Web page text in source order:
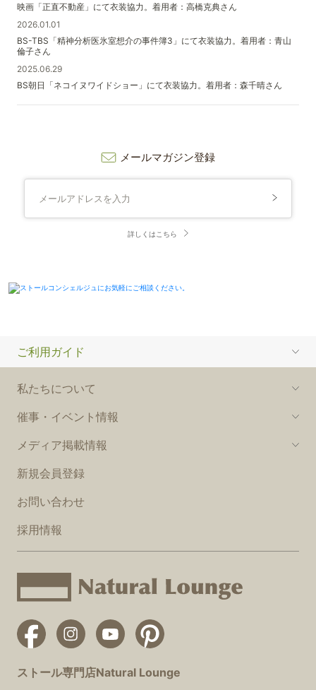
映画「正直不動産」にて衣装協力。着用者：高橋克典さん
2026.01.01
BS-TBS「精神分析医氷室想介の事件簿3」にて衣装協力。着用者：青山
倫子さん
2025.06.29
BS朝日「ネコイヌワイドショー」にて衣装協力。着用者：森千晴さん
メールマガジン登録
詳しくはこちら
ご利用ガイド
私たちについて
催事・イベント情報
メディア掲載情報
新規会員登録
お問い合わせ
採用情報
ストール専門店Natural Lounge